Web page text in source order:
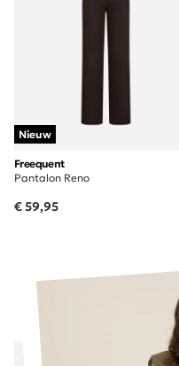
Nieuw
Freequent
Pantalon Reno
€ 59,95